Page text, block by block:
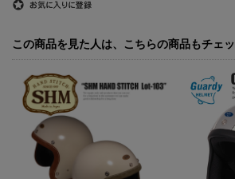
この商品を見た人は、こちらの商品もチェ